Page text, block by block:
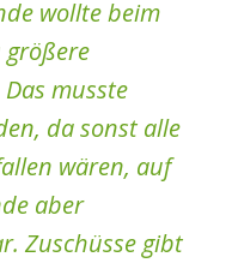
wollte beim
musste
da sonst alle
wären, auf
aber
Zuschüsse gibt